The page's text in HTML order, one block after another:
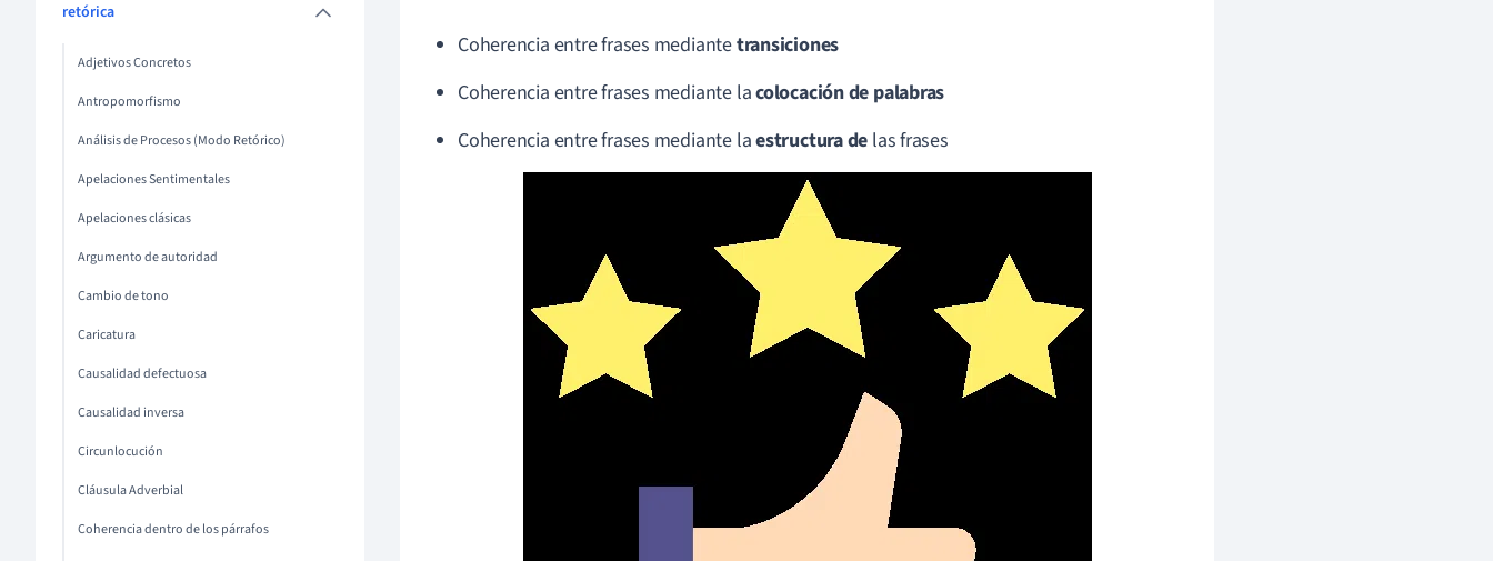
retórica
Adjetivos Concretos
Antropomorfismo
Análisis de Procesos (Modo Retórico)
Apelaciones Sentimentales
Apelaciones clásicas
Argumento de autoridad
Cambio de tono
Caricatura
Causalidad defectuosa
Causalidad inversa
Circunlocución
Cláusula Adverbial
Coherencia dentro de los párrafos
Coherencia entre frases mediantetransiciones
Coherencia entre frases mediante lacolocación de palabras
Coherencia entre frases mediante laestructura de las frases